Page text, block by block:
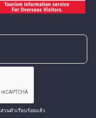
วนตัวเรียบร้อยแล้ว